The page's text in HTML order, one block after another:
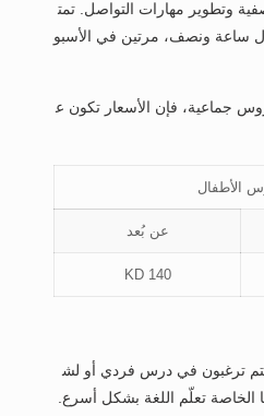
وتطوير مهارات التواصل. تمت
بمعدل ساعة ونصف، مرتين في الأسبو
جماعية، فإن الأسعار تكون ع
الأطفال
عن بُعد
140 KD
ترغبون في درس فردي أو لش
الخاصة تعلّم اللغة بشكل أسرع.